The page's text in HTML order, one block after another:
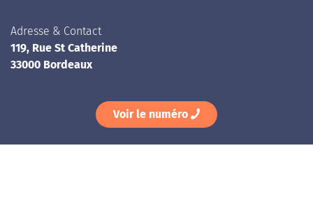
Adresse & Contact
119, Rue St Catherine
33000 Bordeaux
Voir le numéro